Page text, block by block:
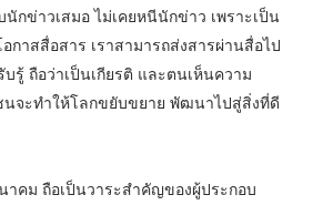
กข่าวเสมอ ไม่เคยหนีนักข่าว เพราะเป็น
กาสสื่อสาร เราสามารถส่งสารผ่านสื่อไป
รู้ ถือว่าเป็นเกียรติ และตนเห็นความ
จะทำให้โลกขยับขยาย พัฒนาไปสู่สิ่งที่ดี
คม ถือเป็นวาระสำคัญของผู้ประกอบ